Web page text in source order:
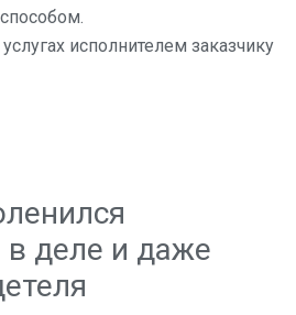
исполнителем заказчику
в деле и даже